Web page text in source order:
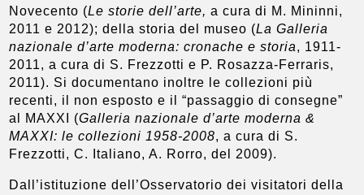
Novecento (Le storie dell’arte, a cura di M. Mininni,
2011 e 2012); della storia del museo (La Galleria
nazionale d’arte moderna: cronache e storia, 1911-
2011, a cura di S. Frezzotti e P. Rosazza-Ferraris,
2011). Si documentano inoltre le collezioni più
recenti, il non esposto e il “passaggio di consegne”
al MAXXI (Galleria nazionale d’arte moderna &
MAXXI: le collezioni 1958-2008, a cura di S.
Frezzotti, C. Italiano, A. Rorro, del 2009).
Dall’istituzione dell’Osservatorio dei visitatori della